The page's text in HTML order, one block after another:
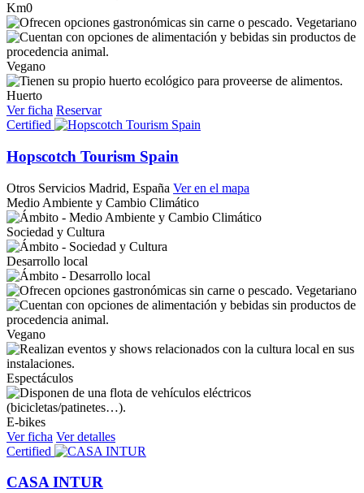
Km0
Vegetariano
Vegano
Huerto
Ver ficha Reservar
Certified
Hopscotch Tourism Spain
Otros Servicios Madrid, España Ver en el mapa
Medio Ambiente y Cambio Climático
Sociedad y Cultura
Desarrollo local
Vegetariano
Vegano
Espectáculos
E-bikes
Ver ficha Ver detalles
Certified
CASA INTUR